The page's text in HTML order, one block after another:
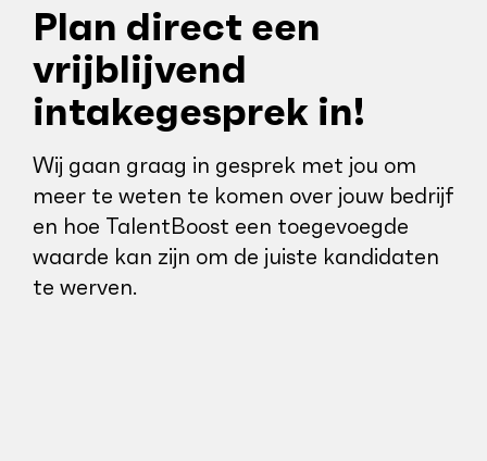
Plan direct een
vrijblijvend
intakegesprek in!
Wij gaan graag in gesprek met jou om
meer te weten te komen over jouw bedrijf
en hoe TalentBoost een toegevoegde
waarde kan zijn om de juiste kandidaten
te werven.